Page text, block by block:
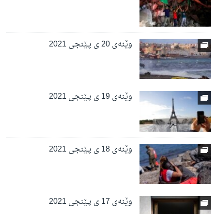
وێنەی 20 ی پـێنجی 2021
وێنەی 19 ی پـێنجی 2021
وێنەی 18 ی پـێنجی 2021
وێنەی 17 ی پـێنجی 2021